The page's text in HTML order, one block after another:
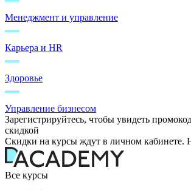
Менеджмент и управление
Карьера и HR
Здоровье
Управление бизнесом
Зарегистрируйтесь, чтобы увидеть
скидкой
Скидки на курсы ждут в личном кабинете.
Все курсы